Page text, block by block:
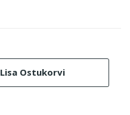
Lisa Ostukorvi